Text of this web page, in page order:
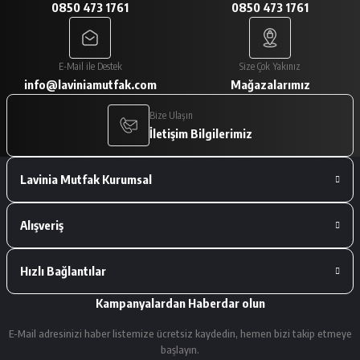
A... V... | 29/01/2026
Paketleme çok iyiydi. Ürünler tam
istediğimiz gibiydi.
A... V... | 29/01/2026
Deneyimini Paylaş
0850 473 1761 0850 473 1761
E-Mail ile Destek
info@laviniamutfak.com
Size Çok Yakınız
Mağazalarımız
Bize Ulaşın
İletişim Bilgilerimiz
Lavinia Mutfak Kurumsal
Alışveriş
Hızlı Bağlantılar
Kampanyalardan Haberdar olun
E-Mail adresinizi haber listemize ücretsiz kaydedin, hemen bizi takip etmeye
başlayın.